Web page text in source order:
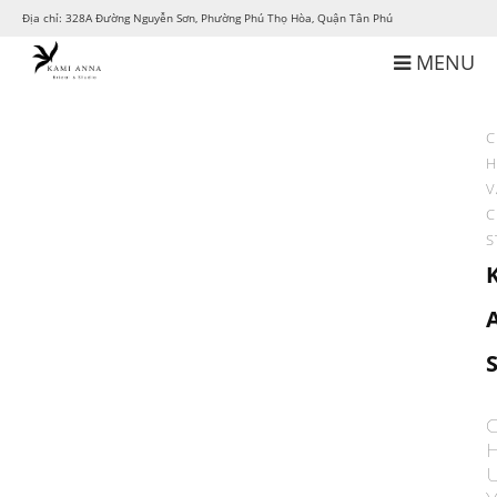
Địa chỉ: 328A Đường Nguyễn Sơn, Phường Phú Thọ Hòa, Quận Tân Phú
MENU